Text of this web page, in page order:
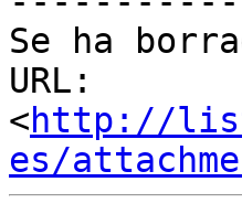
Se ha
URL:
<http://
es/